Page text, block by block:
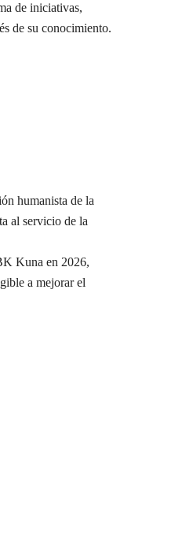
de iniciativas,
de su conocimiento.
humanista de la
al servicio de la
Kuna en 2026,
a mejorar el